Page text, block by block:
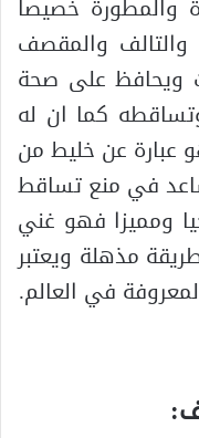
والمطورة خصيصا
والمقصف
ويحافظ على صحة
كما ان له
عبارة عن خليط من
في منع تساقط
ومميزا فهو غني
مذهلة ويعتبر
في العالم.